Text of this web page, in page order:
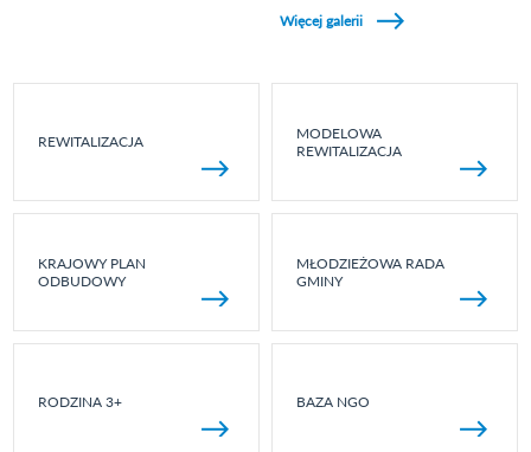
Więcej galerii
REWITALIZACJA
MODELOWA
REWITALIZACJA
KRAJOWY PLAN
ODBUDOWY
MŁODZIEŻOWA RADA
GMINY
RODZINA 3+ BAZA NGO